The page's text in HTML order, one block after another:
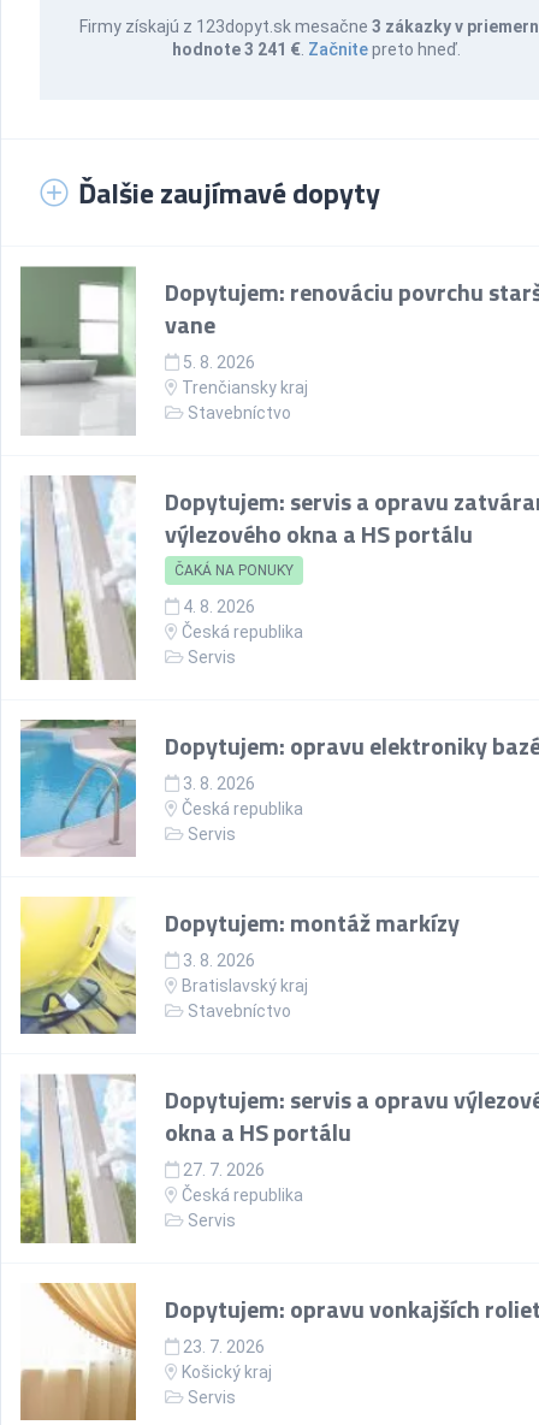
Firmy získajú z 123dopyt.sk mesačne3 zákazky v
hodnote 3 241 € Začnitepreto hneď.
Ďalšie zaujímavé dopyty
Dopytujem: renováciu povrchu
vane
5. 8. 2026
Trenčiansky kraj
Stavebníctvo
Dopytujem: servis a opravu
výlezového okna a HS portálu
ČAKÁ NA PONUKY
4. 8. 2026
Česká republika
Servis
Dopytujem: opravu elektroniky
3. 8. 2026
Česká republika
Servis
Dopytujem: montáž markízy
3. 8. 2026
Bratislavský kraj
Stavebníctvo
Dopytujem: servis a opravu
okna a HS portálu
27. 7. 2026
Česká republika
Servis
Dopytujem: opravu vonkajších
23. 7. 2026
Košický kraj
Servis